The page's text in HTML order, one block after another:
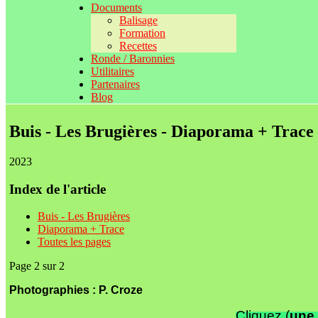
Documents
Balisage
Formation
Recettes
Ronde / Baronnies
Utilitaires
Partenaires
Blog
Buis - Les Brugières - Diaporama + Trace
2023
Index de l'article
Buis - Les Brugières
Diaporama + Trace
Toutes les pages
Page 2 sur 2
Photographies : P. Croze